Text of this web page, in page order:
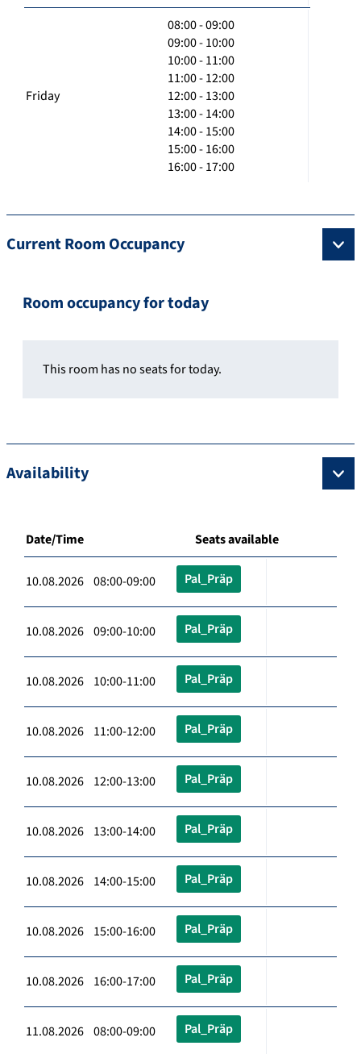
Friday
08:00 - 09:00
09:00 - 10:00
10:00 - 11:00
11:00 - 12:00
12:00 - 13:00
13:00 - 14:00
14:00 - 15:00
15:00 - 16:00
16:00 - 17:00
Current Room Occupancy
Room occupancy for today
This room has no seats for today.
Availability
Date/Time Seats available
10.08.2026 08:00-09:00 Pal_Präp
10.08.2026 09:00-10:00 Pal_Präp
10.08.2026 10:00-11:00 Pal_Präp
10.08.2026 11:00-12:00 Pal_Präp
10.08.2026 12:00-13:00 Pal_Präp
10.08.2026 13:00-14:00 Pal_Präp
10.08.2026 14:00-15:00 Pal_Präp
10.08.2026 15:00-16:00 Pal_Präp
10.08.2026 16:00-17:00 Pal_Präp
11.08.2026 08:00-09:00 Pal_Präp